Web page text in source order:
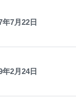
7月22日
2月24日